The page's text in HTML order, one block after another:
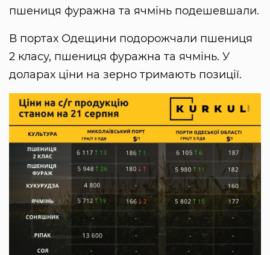
пшениця фуражна та ячмінь подешевшали.
В портах Одещини подорожчали пшениця
2 класу, пшениця фуражна та ячмінь. У
доларах ціни на зерно тримають позиції.